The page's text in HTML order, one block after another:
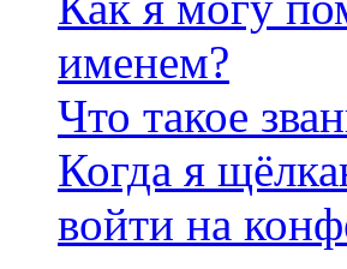
именем?
Что такое
Когда я
войти на